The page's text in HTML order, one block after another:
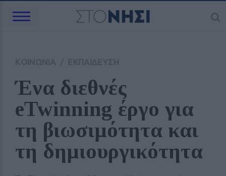
Ένα διεθνές
eTwinning έργο για
τη βιωσιμότητα και
τη δημιουργικότητα